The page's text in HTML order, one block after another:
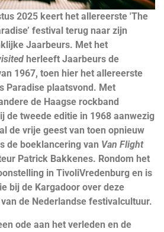
2025 keert het allereerste 'The
festival terug naar zijn
Jaarbeurs. Met het
herleeft Jaarbeurs de
1967, toen hier het allereerste
Paradise plaatsvond. Met
de Haagse rockband
de tweede editie in 1968 aanwezig
de vrije geest van toen opnieuw
de boeklancering van Van Flight
Patrick Bakkenes. Rondom het
in TivoliVredenburg en is
bij de Kargadoor over deze
de Nederlandse festivalcultuur.
ode aan het verleden en de